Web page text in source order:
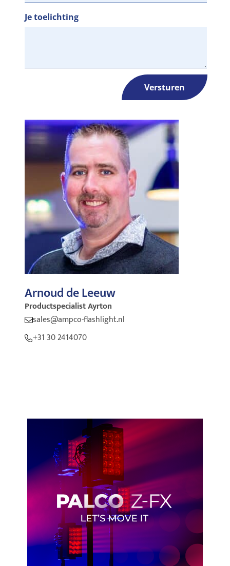
Je toelichting
Versturen
Arnoud de Leeuw
Productspecialist Ayrton
sales@ampco-flashlight.nl
+31 30 2414070